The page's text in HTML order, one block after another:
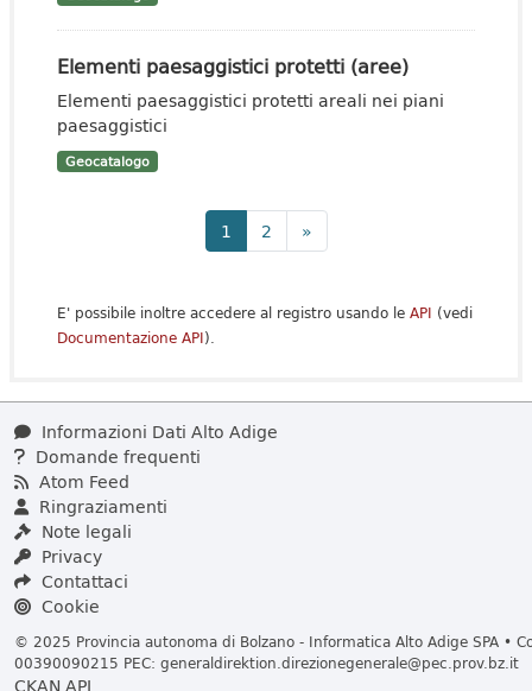
Elementi paesaggistici protetti (aree)
Elementi paesaggistici protetti areali nei piani
paesaggistici
Geocatalogo
1 2 »
E' possibile inoltre accedere al registro usando le API (vedi
Documentazione API).
Informazioni Dati Alto Adige
Domande frequenti
Atom Feed
Ringraziamenti
Note legali
Privacy
Contattaci
Cookie
© 2025 Provincia autonoma di Bolzano - Informatica Alto Adige SPA •
00390090215 PEC: generaldirektion.direzionegenerale@pec.prov.bz.it
CKAN API